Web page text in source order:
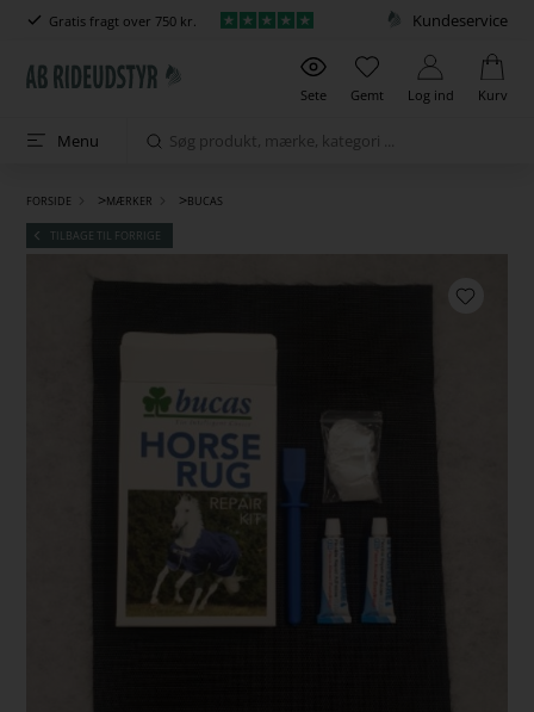
Gratis fragt over 750 kr. Kundeservice
Sete Gemt Log ind Kurv
Menu
FORSIDE >MÆRKER >BUCAS
TILBAGE TIL FORRIGE